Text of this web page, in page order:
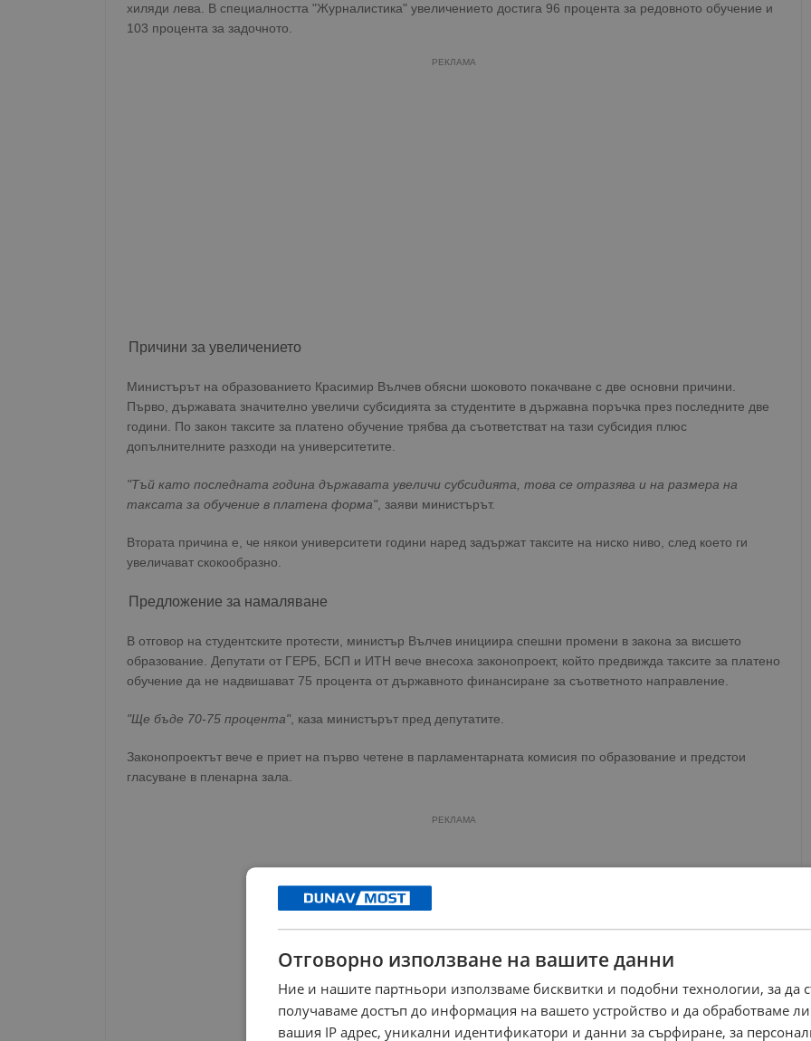
хиляди лева. В специалността "Журналистика" увеличението достига 96 процента за редовното обучение и
103 процента за задочното.
РЕКЛАМА
Причини за увеличението
Министърът на образованието Красимир Вълчев обясни шоковото покачване с две основни причини.
Първо, държавата значително увеличи субсидията за студентите в държавна поръчка през последните две
години. По закон таксите за платено обучение трябва да съответстват на тази субсидия плюс
допълнителните разходи на университетите.
"Тъй като последната година държавата увеличи субсидията, това се отразява и на размера на
таксата за обучение в платена форма", заяви министърът.
Втората причина е, че някои университети години наред задържат таксите на ниско ниво, след което ги
увеличават скокообразно.
Предложение за намаляване
В отговор на студентските протести, министър Вълчев инициира спешни промени в закона за висшето
образование. Депутати от ГЕРБ, БСП и ИТН вече внесоха законопроект, който предвижда таксите за платено
обучение да не надвишават 75 процента от държавното финансиране за съответното направление.
"Ще бъде 70-75 процента", каза министърът пред депутатите.
Законопроектът вече е приет на първо четене в парламентарната комисия по образование и предстои
гласуване в пленарна зала.
РЕКЛАМА
Отговорно използване на вашите данни
Ние и нашите партньори използваме бисквитки и подобни технологии, за да
получаваме достъп до информация на вашето устройство и да обработваме
вашия IP адрес, уникални идентификатори и данни за сърфиране, за